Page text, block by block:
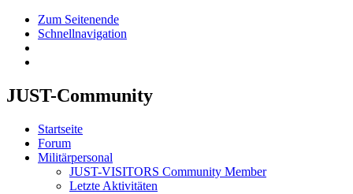
Zum Seitenende
Schnellnavigation
JUST-Community
Startseite
Forum
Militärpersonal
JUST-VISITORS Community Member
Letzte Aktivitäten